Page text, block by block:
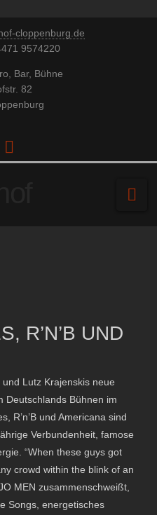
cloppenburg.de
9574220
Bar, Bühne
82
YouTube
R’N’B UND
Lutz Krajenskis neue
Deutschlands Bühnen im
R’n’B und Americana sind
Verbundenheit, famose
“When these guys got
crowd within the blink of an
MEN zusammenschweißt,
Songs, energetisches